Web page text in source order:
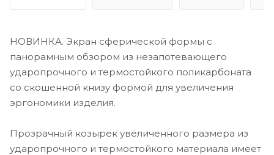
НОВИНКА. Экран сферической формы с
панорамным обзором из незапотевающего
ударопрочного и термостойкого поликарбоната
со скошенной книзу формой для увеличения
эргономики изделия.
Прозрачный козырек увеличенного размера из
ударопрочного и термостойкого материала имеет